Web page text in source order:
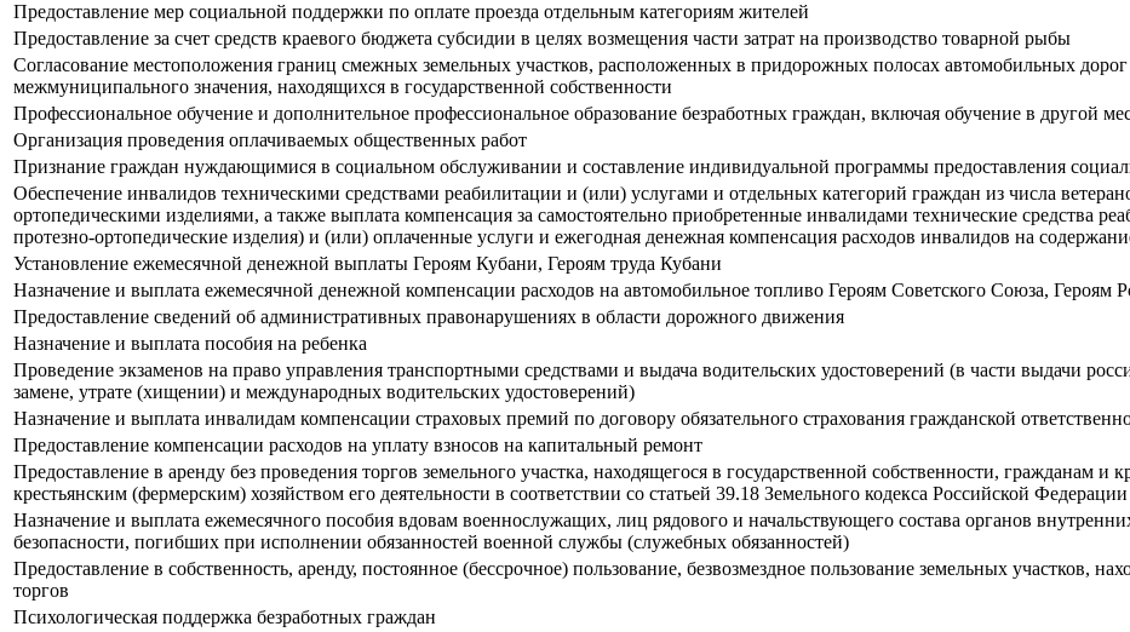
Предоставление мер социальной поддержки по оплате проезда отдельным категориям жителей
Предоставление за счет средств краевого бюджета субсидии в целях возмещения части затрат на производство товарной рыбы
Согласование местоположения границ смежных земельных участков, расположенных в придорожных полосах автомобильных
межмуниципального значения, находящихся в государственной собственности
Профессиональное обучение и дополнительное профессиональное образование безработных граждан, включая обучение в другой
Организация проведения оплачиваемых общественных работ
Признание граждан нуждающимися в социальном обслуживании и составление индивидуальной программы предоставления
Обеспечение инвалидов техническими средствами реабилитации и (или) услугами и отдельных категорий граждан из числа
ортопедическими изделиями, а также выплата компенсация за самостоятельно приобретенные инвалидами технические средства
протезно-ортопедические изделия) и (или) оплаченные услуги и ежегодная денежная компенсация расходов инвалидов на
Установление ежемесячной денежной выплаты Героям Кубани, Героям труда Кубани
Назначение и выплата ежемесячной денежной компенсации расходов на автомобильное топливо Героям Советского Союза,
Предоставление сведений об административных правонарушениях в области дорожного движения
Назначение и выплата пособия на ребенка
Проведение экзаменов на право управления транспортными средствами и выдача водительских удостоверений (в части выдачи
замене, утрате (хищении) и международных водительских удостоверений)
Назначение и выплата инвалидам компенсации страховых премий по договору обязательного страхования гражданской
Предоставление компенсации расходов на уплату взносов на капитальный ремонт
Предоставление в аренду без проведения торгов земельного участка, находящегося в государственной собственности, гражданам и
крестьянским (фермерским) хозяйством его деятельности в соответствии со статьей 39.18 Земельного кодекса Российской Федерации
Назначение и выплата ежемесячного пособия вдовам военнослужащих, лиц рядового и начальствующего состава органов
безопасности, погибших при исполнении обязанностей военной службы (служебных обязанностей)
Предоставление в собственность, аренду, постоянное (бессрочное) пользование, безвозмездное пользование земельных участков,
торгов
Психологическая поддержка безработных граждан